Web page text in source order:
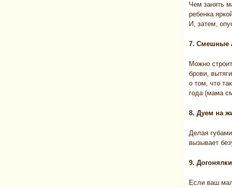
Чем занять
ребенка
И, затем,
7. Смешные
Можно
брови,
о том, что
года (мама
8. Дуем на
Делая
вызывает
9. Догонялки
Если ваш